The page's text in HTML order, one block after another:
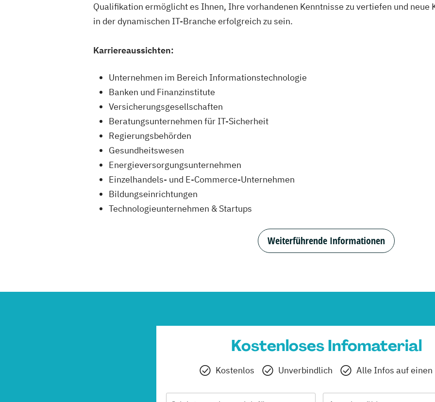
Qualifikation ermöglicht es Ihnen, Ihre vorhandenen Kenntnisse zu vertiefen und neue
in der dynamischen IT-Branche erfolgreich zu sein.
Karriereaussichten:
Unternehmen im Bereich Informationstechnologie
Banken und Finanzinstitute
Versicherungsgesellschaften
Beratungsunternehmen für IT-Sicherheit
Regierungsbehörden
Gesundheitswesen
Energieversorgungsunternehmen
Einzelhandels- und E-Commerce-Unternehmen
Bildungseinrichtungen
Technologieunternehmen & Startups
Weiterführende Informationen
Kostenloses Infomaterial
Kostenlos Unverbindlich Alle Infos auf einen